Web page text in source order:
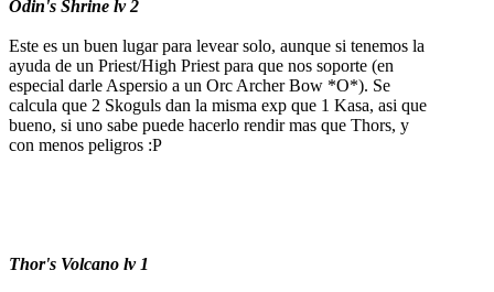
Odin's Shrine lv 2
Este es un buen lugar para levear solo, aunque si tenemos la
ayuda de un Priest/High Priest para que nos soporte (en
especial darle Aspersio a un Orc Archer Bow *O*). Se
calcula que 2 Skoguls dan la misma exp que 1 Kasa, asi que
bueno, si uno sabe puede hacerlo rendir mas que Thors, y
con menos peligros :P
Thor's Volcano lv 1